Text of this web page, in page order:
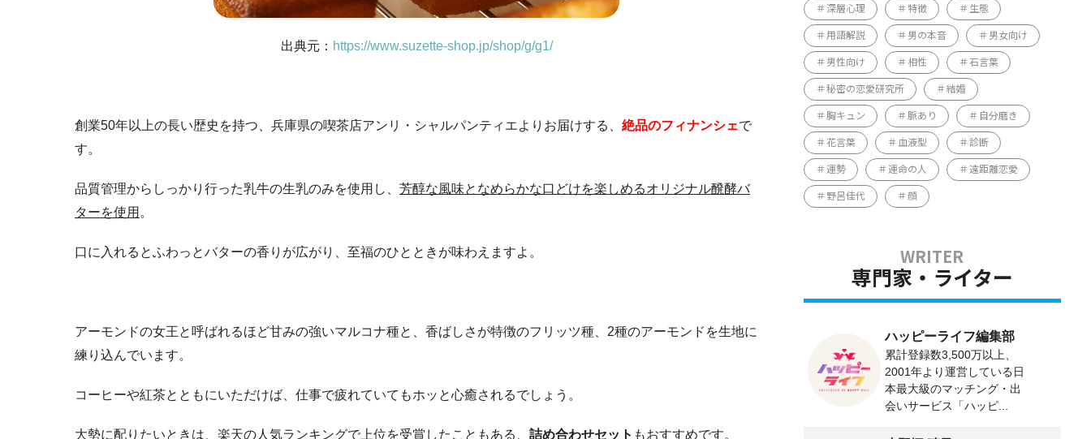
出典元： https://www.suzette-shop.jp/shop/g/g1/
創業50年以上の長い歴史を持つ、兵庫県の喫茶店アンリ・シャルパンティエよりお届けする、 絶品のフィナンシェで
す。
品質管理からしっかり行った乳牛の生乳のみを使用し、 芳醇な風味となめらかな口どけを楽しめるオリジナル醗酵バ
ターを使用 。
口に入れるとふわっとバターの香りが広がり、至福のひとときが味わえますよ。
アーモンドの女王と呼ばれるほど甘みの強いマルコナ種と、香ばしさが特徴のフリッツ種、2種のアーモンドを生地に
練り込んでいます。
コーヒーや紅茶とともにいただけば、仕事で疲れていてもホッと心癒されるでしょう。
大勢に配りたいときは、楽天の人気ランキングで上位を受賞したこともある、 詰め合わせセット もおすすめです。
深層心理 特徴 生態
用語解説 男の本音 男女向け
男性向け 相性 石言葉
秘密の恋愛研究所 結婚
胸キュン 脈あり 自分磨き
花言葉 血液型 診断
運勢 運命の人 遠距離恋愛
野呂佳代 顔
専門家・ライター
ハッピーライフ編集部
累計登録数3,500万以上、
2001年より運営している日
本最大級のマッチング・出
会いサービス「ハッピ...